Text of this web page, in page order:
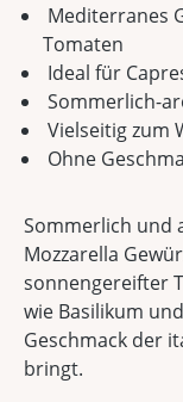
Mediterranes
Tomaten
Ideal für
Sommerlich-
Vielseitig zum
Ohne
Sommerlich und
Mozzarella
sonnengereifter
wie Basilikum
Geschmack der
bringt.